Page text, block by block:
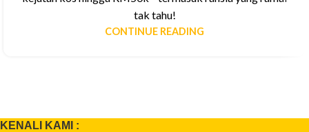
tak tahu!
CONTINUE READING
KENALI KAMI :